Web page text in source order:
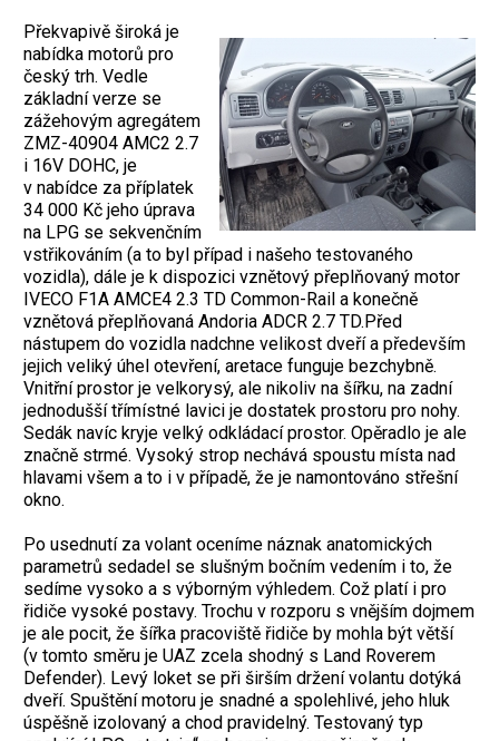
Překvapivě široká je
nabídka motorů pro
český trh. Vedle
základní verze se
zážehovým agregátem
ZMZ-40904 AMC2 2.7
i 16V DOHC, je
v nabídce za příplatek
34 000 Kč jeho úprava
na LPG se sekvenčním
vstřikováním (a to byl případ i našeho testovaného
vozidla), dále je k dispozici vznětový přeplňovaný motor
IVECO F1A AMCE4 2.3 TD Common-Rail a konečně
vznětová přeplňovaná Andoria ADCR 2.7 TD.Před
nástupem do vozidla nadchne velikost dveří a především
jejich veliký úhel otevření, aretace funguje bezchybně.
Vnitřní prostor je velkorysý, ale nikoliv na šířku, na zadní
jednodušší třímístné lavici je dostatek prostoru pro nohy.
Sedák navíc kryje velký odkládací prostor. Opěradlo je ale
značně strmé. Vysoký strop nechává spoustu místa nad
hlavami všem a to i v případě, že je namontováno střešní
okno.
Po usednutí za volant oceníme náznak anatomických
parametrů sedadel se slušným bočním vedením i to, že
sedíme vysoko a s výborným výhledem. Což platí i pro
řidiče vysoké postavy. Trochu v rozporu s vnějším dojmem
je ale pocit, že šířka pracoviště řidiče by mohla být větší
(v tomto směru je UAZ zcela shodný s Land Roverem
Defender). Levý loket se při širším držení volantu dotýká
dveří. Spuštění motoru je snadné a spolehlivé, jeho hluk
úspěšně izolovaný a chod pravidelný. Testovaný typ